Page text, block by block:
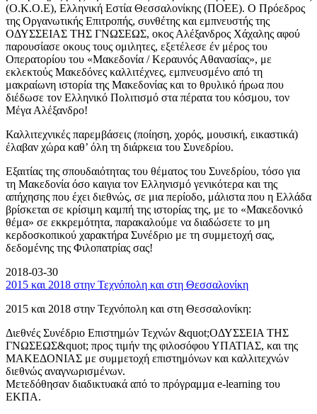
(Ο.Κ.Ο.Ε), Ελληνική Εστία Θεσσαλονίκης (ΠΟΕΕ). Ο Πρόεδρος
της Οργανωτικής Επιτροπής, συνθέτης και εμπνευστής της
ΟΔΥΣΣΕΙΑΣ ΤΗΣ ΓΝΩΣΕΩΣ, οκος Αλέξανδρος Χάχαλης αφού
παρουσίασε οκους τους ομιλητες, εξετέλεσε έν μέρος του
Οπερατορίου του «Μακεδονία / Κεραυνός Αθανασίας», με
εκλεκτούς Μακεδόνες καλλιτέχνες, εμπνευσμένο από τη
μακραίωνη ιστορία της Μακεδονίας και το θρυλικό ήρωα που
διέδωσε τον Ελληνικό Πολιτισμό στα πέρατα του κόσμου, τον
Μέγα Αλέξανδρο!
Καλλιτεχνικές παρεμβάσεις (ποίηση, χορός, μουσική, εικαστικά)
έλαβαν χώρα καθ’ όλη τη διάρκεια του Συνεδρίου.
Εξαιτίας της σπουδαιότητας του θέματος του Συνεδρίου, τόσο για
τη Μακεδονία όσο καιγια τον Ελληνισμό γενικότερα και της
απήχησης που έχει διεθνώς, σε μια περίοδο, μάλιστα που η Ελλάδα
βρίσκεται σε κρίσιμη καμπή της ιστορίας της, με το «Μακεδονικό
θέμα» σε εκκρεμότητα, παρακαλούμε να διαδώσετε το μη
κερδοσκοπικού χαρακτήρα Συνέδριο με τη συμμετοχή σας,
δεδομένης της Φιλοπατρίας σας!
2018-03-30
2015 και 2018 στην Τεχνόπολη και στη Θεσσαλονίκη
2015 και 2018 στην Τεχνόπολη και στη Θεσσαλονίκη:
Διεθνές Συνέδριο Επιστημών Τεχνών &quot;ΟΔΥΣΣΕΙΑ ΤΗΣ
ΓΝΩΣΕΩΣ&quot; προς τιμήν της φιλοσόφου ΥΠΑΤΙΑΣ, και της
ΜΑΚΕΔΟΝΙΑΣ με συμμετοχή επιστημόνων και καλλιτεχνών
διεθνώς αναγνωρισμένων.
Μετεδόθησαν διαδικτυακά από το πρόγραμμα e-learning του
ΕΚΠΑ.